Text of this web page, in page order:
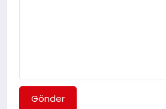
Gönder